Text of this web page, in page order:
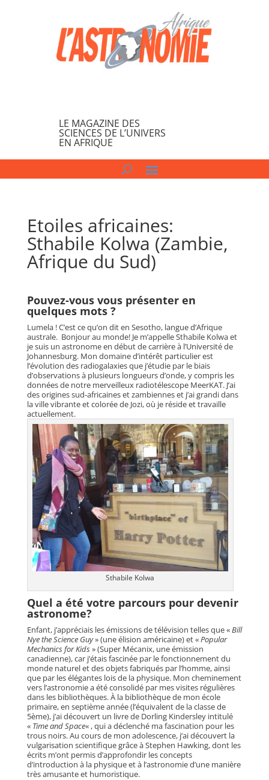
LE MAGAZINE DES
SCIENCES DE L’UNIVERS
EN AFRIQUE
Etoiles africaines:
Sthabile Kolwa (Zambie,
Afrique du Sud)
Pouvez-vous vous présenter en
quelques mots ?
Lumela ! C’est ce qu’on dit en Sesotho, langue d’Afrique
australe. Bonjour au monde! Je m’appelle Sthabile Kolwa et
je suis un astronome en début de carrière à l’Université de
Johannesburg. Mon domaine d’intérêt particulier est
l’évolution des radiogalaxies que j’étudie par le biais
d’observations à plusieurs longueurs d’onde, y compris les
données de notre merveilleux radiotélescope MeerKAT. J’ai
des origines sud-africaines et zambiennes et j’ai grandi dans
la ville vibrante et colorée de Jozi, où je réside et travaille
actuellement.
Sthabile Kolwa
Quel a été votre parcours pour devenir
astronome?
Enfant, j’appréciais les émissions de télévision telles que «Bill
Nye the Science Guy» (une élision américaine) et «Popular
Mechanics for Kids» (Super Mécanix, une émission
canadienne), car j’étais fascinée par le fonctionnement du
monde naturel et des objets fabriqués par l’homme, ainsi
que par les élégantes lois de la physique. Mon cheminement
vers l’astronomie a été consolidé par mes visites régulières
dans les bibliothèques. À la bibliothèque de mon école
primaire, en septième année (l’équivalent de la classe de
5ème), j’ai découvert un livre de Dorling Kindersley intitulé
« Time and Space« , qui a déclenché ma fascination pour les
trous noirs. Au cours de mon adolescence, j’ai découvert la
vulgarisation scientifique grâce à Stephen Hawking, dont les
écrits m’ont permis d’approfondir les concepts
d’introduction à la physique et à l’astronomie d’une manière
très amusante et humoristique.